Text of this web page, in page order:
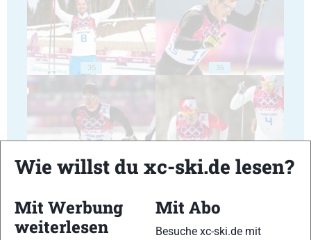
35 36
37 38
Wie willst du xc-ski.de lesen?
Mit Werbung
weiterlesen
Mit Abo
Besuche xc-ski.de mit